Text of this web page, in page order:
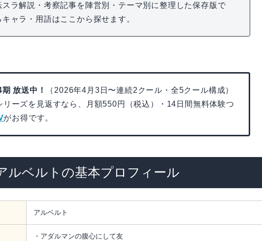
スラ解説・考察記事を陣営別・テーマ別に整理した保存版で
ャラ・用語はここから探せます。
放送中！
（2026年4月3日〜連続2クール・全5クール構成）
リーズを見返すなら、月額550円（税込）・14日間無料体験つ
がお得です。
ルベルトの基本プロフィール
アルベルト
・アダルマンの腹心にして友